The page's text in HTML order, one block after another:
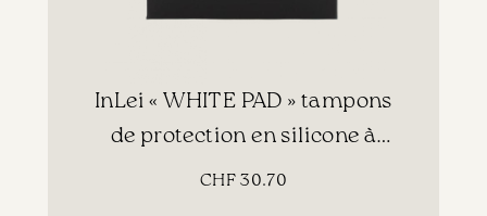
InLei « WHITE PAD » tampons
de protection en silicone à
usage multiple
CHF 30.70